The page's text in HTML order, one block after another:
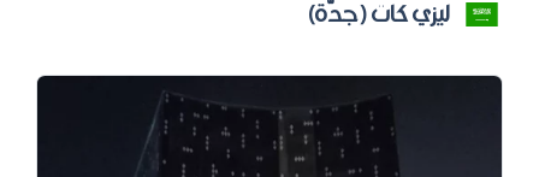
ليزي كات (جدّة)